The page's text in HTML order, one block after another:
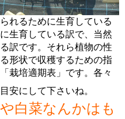
れるために生育している
生育している訳で、当然
訳です。それら植物の性
形状で収穫するための指
栽培適期表」です。各々
安にして下さいね。
白菜なんかはも